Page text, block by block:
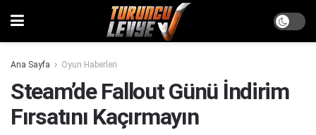
Ana Sayfa Oyun Haberleri
Steam’de Fallout Günü İndirim
Fırsatını Kaçırmayın